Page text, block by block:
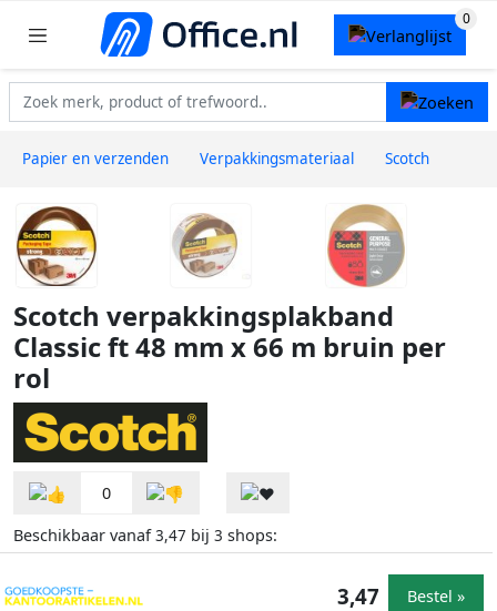
Papier en verzenden Verpakkingsmateriaal Scotch
Scotch verpakkingsplakband
Classic ft 48 mm x 66 m bruin per
rol
0
Beschikbaar vanaf3,47 bij 3 shops:
3,47 Bestel »